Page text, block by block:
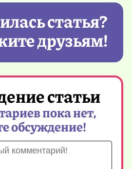
статья?
друзьям!
статьи
пока нет,
обсуждение!